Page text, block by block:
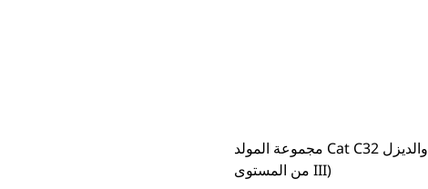
مجموعة المولد Cat C32 الإضافية/محرك بنظام الدفع الذي يعمل بالكهرباء والديزل (يفي بمعايير المنظمة البحرية الدولية (IMO)
من المستوى III)